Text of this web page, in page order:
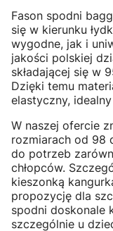
Fason spodni
się w kierunku
wygodne, jak i
jakości polskiej
składającej się w
Dzięki temu
elastyczny,
W naszej ofercie
rozmiarach od 98
do potrzeb
chłopców.
kieszonką
propozycję dla
spodni doskonale
szczególnie u